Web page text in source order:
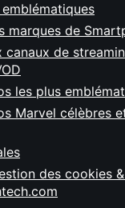
marques de
canaux de
les plus
Marvel célèbres
des cookies